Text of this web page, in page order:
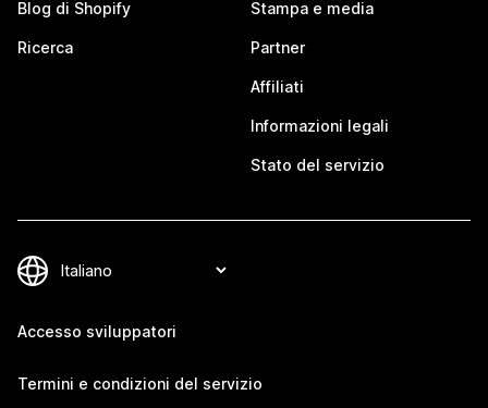
Blog di Shopify
Ricerca
Stampa e media
Partner
Affiliati
Informazioni legali
Stato del servizio
Accesso sviluppatori
Termini e condizioni del servizio